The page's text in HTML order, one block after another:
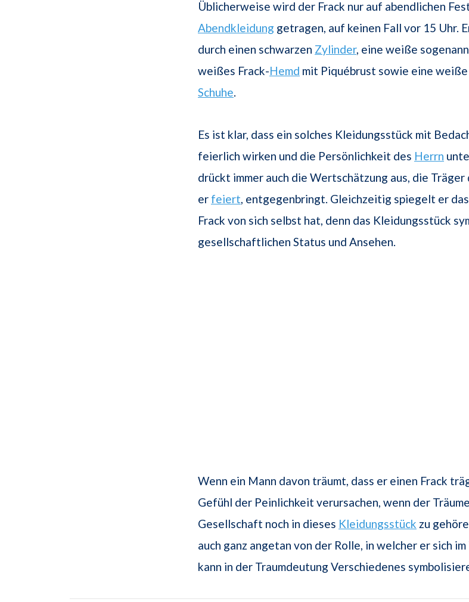
Üblicherweise wird der Frack nur auf abendlichen
Abendkleidung getragen, auf keinen Fall vor 15 Uhr.
durch einen schwarzen Zylinder, eine weiße
weißes Frack-Hemd mit Piquébrust sowie eine
Schuhe.
Es ist klar, dass ein solches Kleidungsstück mit
feierlich wirken und die Persönlichkeit des Herrn
drückt immer auch die Wertschätzung aus, die
er feiert, entgegenbringt. Gleichzeitig spiegelt er
Frack von sich selbst hat, denn das Kleidungsstück
gesellschaftlichen Status und Ansehen.
Wenn ein Mann davon träumt, dass er einen Frack
Gefühl der Peinlichkeit verursachen, wenn der
Gesellschaft noch in dieses Kleidungsstück zu
auch ganz angetan von der Rolle, in welcher er sich
kann in der Traumdeutung Verschiedenes